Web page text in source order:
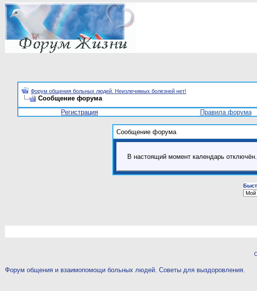
Форум общения больных людей. Неизлечимых болезней нет!
Сообщение форума
Регистрация Правила форума
Сообщение форума
В настоящий момент календарь отключён.
Форум общения и взаимопомощи больных людей. Советы для выздоровления.